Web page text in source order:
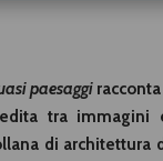
paesaggi
tra immagini
di architettura